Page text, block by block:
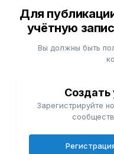
Для
учётную
Вы должны быть
Создать
Зарегистрируйте